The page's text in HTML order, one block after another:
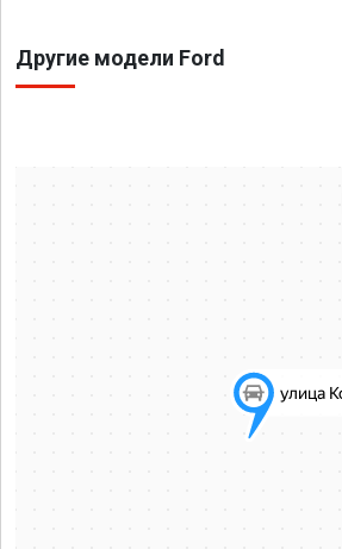
Другие модели Ford